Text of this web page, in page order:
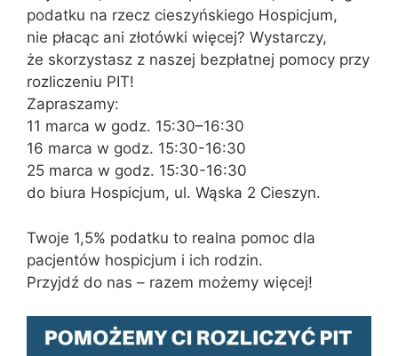
podatku na rzecz cieszyńskiego Hospicjum,
nie płacąc ani złotówki więcej? Wystarczy,
że skorzystasz z naszej bezpłatnej pomocy przy
rozliczeniu PIT!
Zapraszamy:
11 marca w godz. 15:30–16:30
16 marca w godz. 15:30-16:30
25 marca w godz. 15:30-16:30
do biura Hospicjum, ul. Wąska 2 Cieszyn.
Twoje 1,5% podatku to realna pomoc dla
pacjentów hospicjum i ich rodzin.
Przyjdź do nas – razem możemy więcej!